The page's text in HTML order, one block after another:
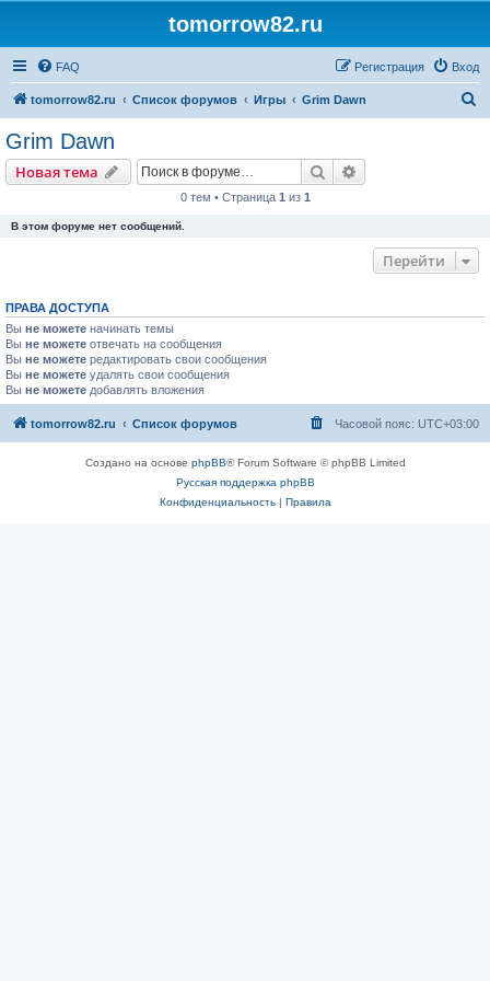
tomorrow82.ru
FAQ Вход
Регистрация
tomorrow82.ru Список форумов Игры Grim Dawn
Grim Dawn
Новая тема Поиск
0 тем • Страница 1 из 1
В этом форуме нет сообщений.
Перейти
ПРАВА ДОСТУПА
Вы не можете начинать темы
Вы не можете отвечать на сообщения
Вы не можете редактировать свои сообщения
Вы не можете удалять свои сообщения
Вы не можете добавлять вложения
tomorrow82.ru Список форумов Часовой пояс: UTC+03:00
Создано на основе phpBB® Forum Software © phpBB Limited
Русская поддержка phpBB
Конфиденциальность| Правила